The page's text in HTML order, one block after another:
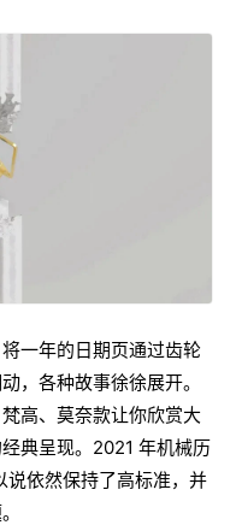
一年的日期页通过齿轮
，各种故事徐徐展开。
高、莫奈款让你欣赏大
典呈现。2021 年机械历
说依然保持了高标准，并